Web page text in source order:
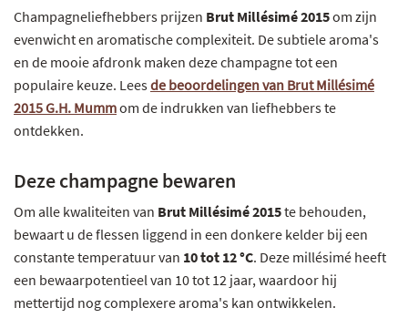
Champagneliefhebbers prijzen Brut Millésimé 2015om zijn
evenwicht en aromatische complexiteit. De subtiele aroma's
en de mooie afdronk maken deze champagne tot een
populaire keuze. Leesde beoordelingen van Brut Millésimé
2015 G.H. Mummom de indrukken van liefhebbers te
ontdekken.
Deze champagne bewaren
Om alle kwaliteiten van Brut Millésimé 2015te behouden,
bewaart u de flessen liggend in een donkere kelder bij een
constante temperatuur van 10 tot 12 °C. Deze millésimé heeft
een bewaarpotentieel van 10 tot 12 jaar, waardoor hij
mettertijd nog complexere aroma's kan ontwikkelen.